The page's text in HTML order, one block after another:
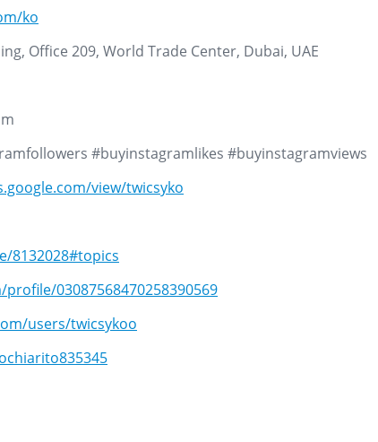
ko
Office 209, World Trade Center, Dubai, UAE
#buyinstagramlikes #buyinstagramviews
view/twicsyko
8132028#topics
03087568470258390569
users/twicsykoo